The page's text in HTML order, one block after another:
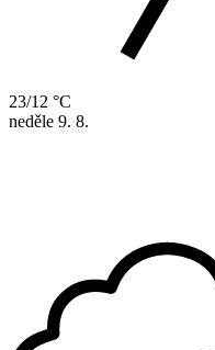
23/12 °C
neděle 9. 8.